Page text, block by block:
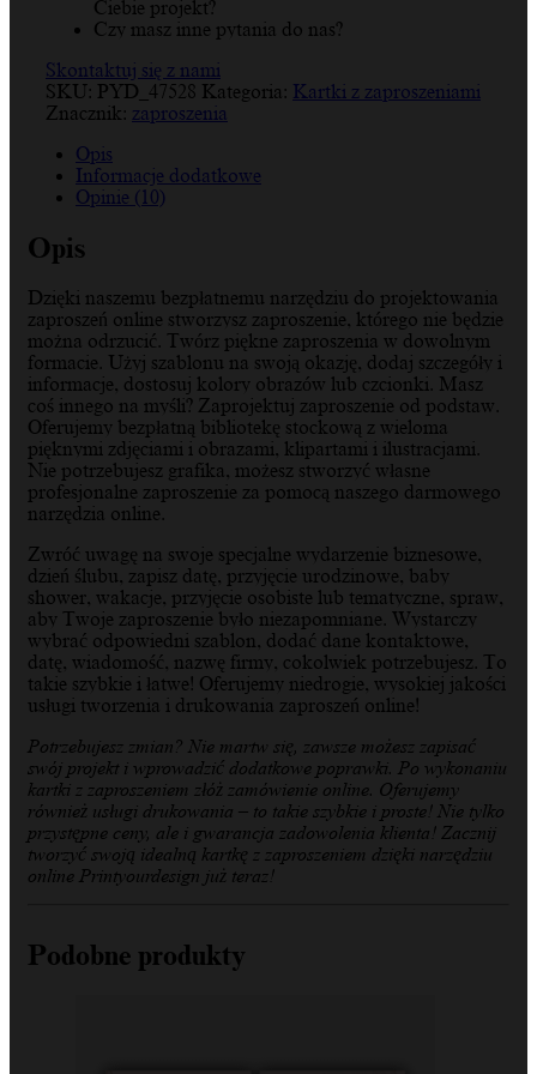
Ciebie projekt?
Czy masz inne pytania do nas?
Skontaktuj się z nami
SKU: PYD_47528 Kategoria: Kartki z zaproszeniami
Znacznik: zaproszenia
Opis
Informacje dodatkowe
Opinie (10)
Opis
Dzięki naszemu bezpłatnemu narzędziu do projektowania
zaproszeń online stworzysz zaproszenie, którego nie będzie
można odrzucić. Twórz piękne zaproszenia w dowolnym
formacie. Użyj szablonu na swoją okazję, dodaj szczegóły i
informacje, dostosuj kolory obrazów lub czcionki. Masz
coś innego na myśli? Zaprojektuj zaproszenie od podstaw.
Oferujemy bezpłatną bibliotekę stockową z wieloma
pięknymi zdjęciami i obrazami, klipartami i ilustracjami.
Nie potrzebujesz grafika, możesz stworzyć własne
profesjonalne zaproszenie za pomocą naszego darmowego
narzędzia online.
Zwróć uwagę na swoje specjalne wydarzenie biznesowe,
dzień ślubu, zapisz datę, przyjęcie urodzinowe, baby
shower, wakacje, przyjęcie osobiste lub tematyczne, spraw,
aby Twoje zaproszenie było niezapomniane. Wystarczy
wybrać odpowiedni szablon, dodać dane kontaktowe,
datę, wiadomość, nazwę firmy, cokolwiek potrzebujesz. To
takie szybkie i łatwe! Oferujemy niedrogie, wysokiej jakości
usługi tworzenia i drukowania zaproszeń online!
Potrzebujesz zmian? Nie martw się, zawsze możesz zapisać
swój projekt i wprowadzić dodatkowe poprawki. Po wykonaniu
kartki z zaproszeniem złóż zamówienie online. Oferujemy
również usługi drukowania – to takie szybkie i proste! Nie tylko
przystępne ceny, ale i gwarancja zadowolenia klienta! Zacznij
tworzyć swoją idealną kartkę z zaproszeniem dzięki narzędziu
online Printyourdesign już teraz!
Podobne produkty